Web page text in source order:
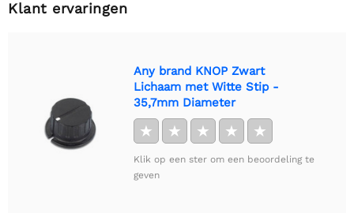
Klant ervaringen
Any brand KNOP Zwart
Lichaam met Witte Stip -
35,7mm Diameter
★ ★ ★ ★ ★
Klik op een ster om een beoordeling te
geven